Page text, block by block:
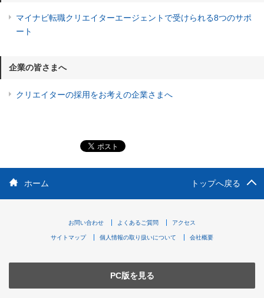
マイナビ転職クリエイターエージェントで受けられる8つのサポ
ート
企業の皆さまへ
クリエイターの採用をお考えの企業さまへ
ホーム トップへ戻る
お問い合わせ よくあるご質問 アクセス
サイトマップ 個人情報の取り扱いについて 会社概要
PC版を見る